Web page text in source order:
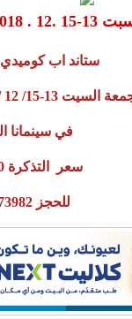
الناصرة
ستاند اب
12 / 2018 الساعة السابعة مساء
في سينمانا
سعر التذكرة 70 شاقل
للحجز 0547773982